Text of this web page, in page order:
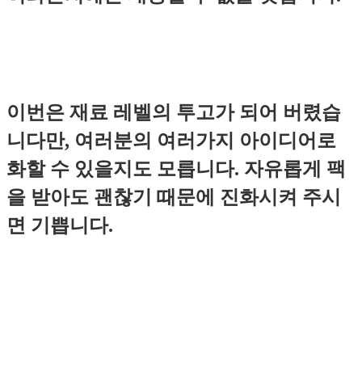
이번은 재료 레벨의 투고가 되어 버렸습
니다만, 여러분의 여러가지 아이디어로
화할 수 있을지도 모릅니다. 자유롭게 팩
을 받아도 괜찮기 때문에 진화시켜 주시
면 기쁩니다.